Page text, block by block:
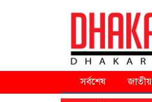
সর্বশেষ জাতীয়